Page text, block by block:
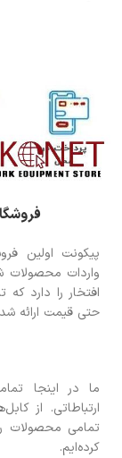
پیکونت اولین
واردات محصولات
افتخار را دارد
حتی قیمت ارائه
ما در اینجا
ارتباطاتی. از
تمامی محصولات
کرده‌ایم.